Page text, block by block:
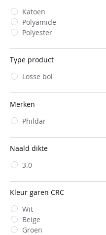
Katoen
Polyamide
Polyester
Type product
Losse bol
Merken
Phildar
Naald dikte
3.0
Kleur garen CRC
Wit
Beige
Groen